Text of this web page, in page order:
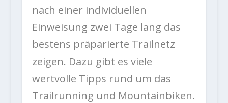
nach einer individuellen
Einweisung zwei Tage lang das
bestens präparierte Trailnetz
zeigen. Dazu gibt es viele
wertvolle Tipps rund um das
Trailrunning und Mountainbiken.